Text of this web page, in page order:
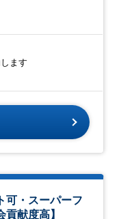
ます
可・スーパーフ
献度高】